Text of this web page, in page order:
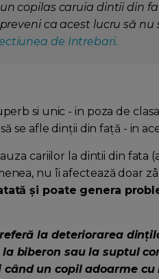
copilas caruia dintii din
ca acest lucru să
de Intrebari.
si unic - in poza de
se afle dinții din față - in
cariilor la dintii din fata
nu îi afectează doar
și poate genera
la deteriorarea
biberon sau la suptul
un copil adoarme